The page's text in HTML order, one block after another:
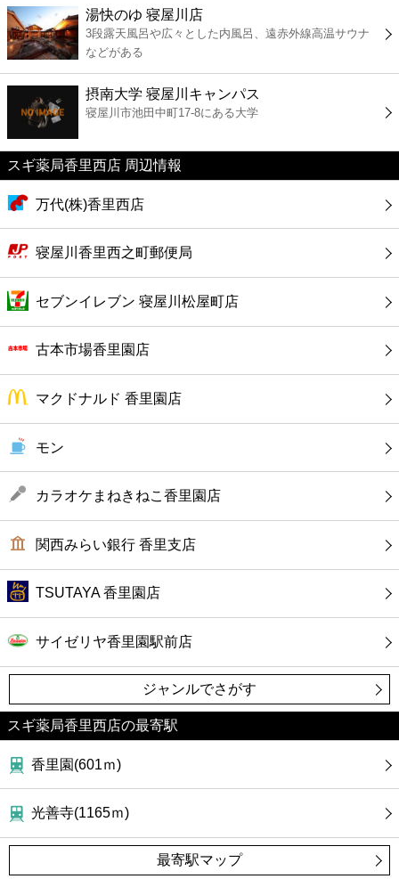
薬局
スーパー
エンタメ
レジャー
書店
ファミレス
ファーストフード
カフェ
ショッピング
銀行
公共
病院
ホテル
湯快のゆ 寝屋川店
3段露天風呂や広々とした内風呂、遠赤外線高温サウナ
などがある
摂南大学 寝屋川キャンパス
寝屋川市池田中町17-8にある大学
スギ薬局香里西店 周辺情報
万代(株)香里西店
寝屋川香里西之町郵便局
セブンイレブン 寝屋川松屋町店
古本市場香里園店
マクドナルド 香里園店
モン
カラオケまねきねこ香里園店
関西みらい銀行 香里支店
TSUTAYA 香里園店
サイゼリヤ香里園駅前店
ジャンルでさがす
スギ薬局香里西店の最寄駅
香里園(601ｍ)
光善寺(1165ｍ)
最寄駅マップ